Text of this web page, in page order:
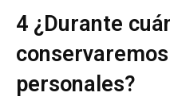
4 ¿Durante
personales?